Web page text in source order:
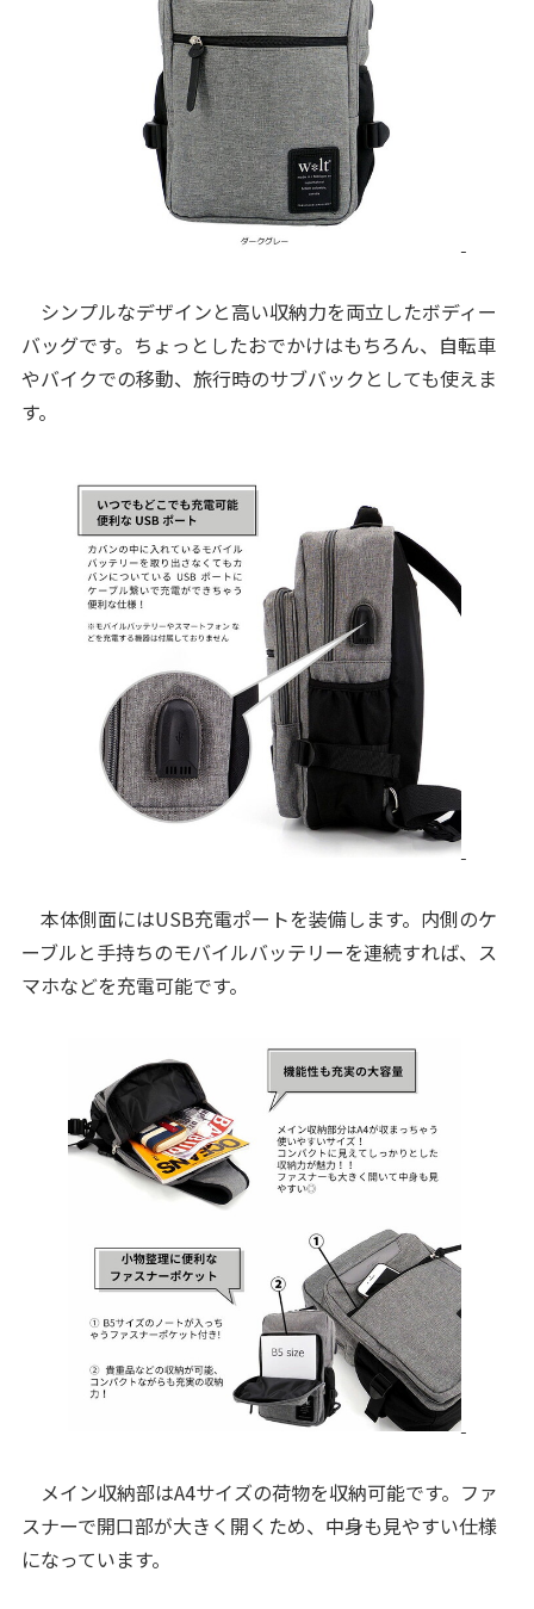
シンプルなデザインと高い収納力を両立したボディー
バッグです。ちょっとしたおでかけはもちろん、自転車
やバイクでの移動、旅行時のサブバックとしても使えま
す。
本体側面にはUSB充電ポートを装備します。内側のケ
ーブルと手持ちのモバイルバッテリーを連続すれば、ス
マホなどを充電可能です。
メイン収納部はA4サイズの荷物を収納可能です。ファ
スナーで開口部が大きく開くため、中身も見やすい仕様
になっています。